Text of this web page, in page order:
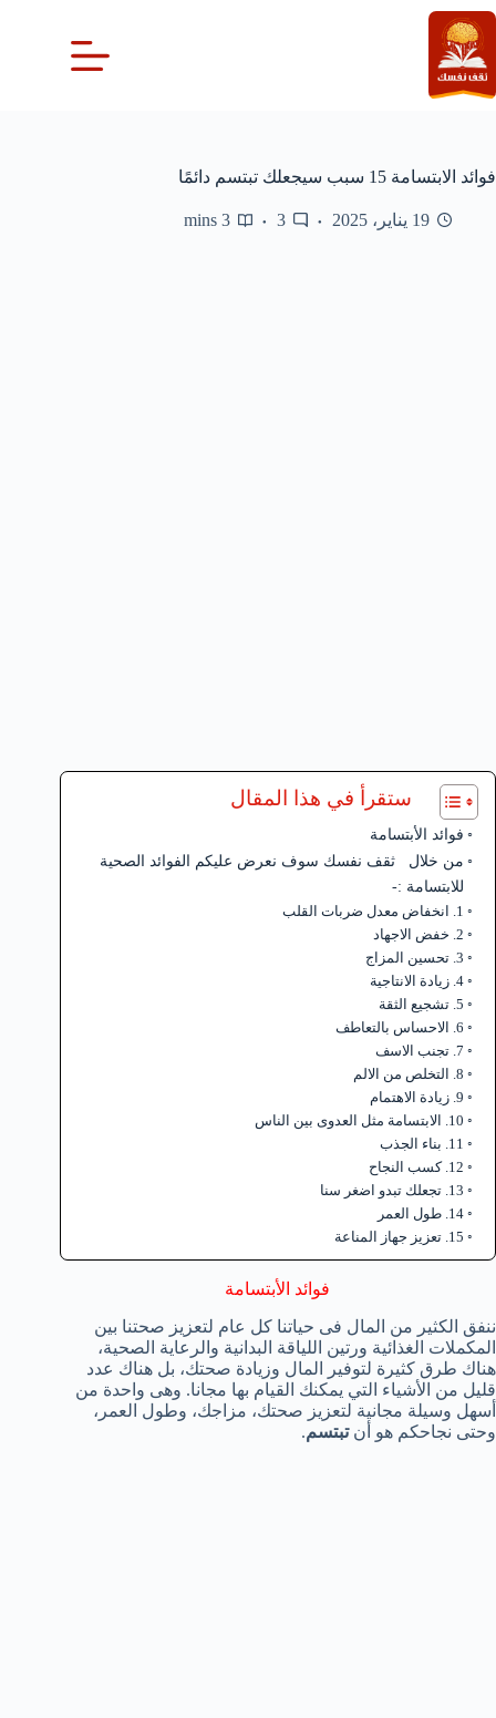
التجاوز
إلى
المحتوى
فوائد الابتسامة 15 سبب سيجعلك تبتسم دائمًا
19 يناير، 2025 3
3 mins
ستقرأ في هذا المقال
فوائد الأبتسامة
من خلال ثقف نفسك سوف نعرض عليكم الفوائد الصحية
للابتسامة :-
1. انخفاض معدل ضربات القلب
2. خفض الاجهاد
3. تحسين المزاج
4. زيادة الانتاجية
5. تشجيع الثقة
6. الاحساس بالتعاطف
7. تجنب الاسف
8. التخلص من الالم
9. زيادة الاهتمام
10. الابتسامة مثل العدوى بين الناس
11. بناء الجذب
12. كسب النجاح
13. تجعلك تبدو اضغر سنا
14. طول العمر
15. تعزيز جهاز المناعة
فوائد الأبتسامة
ننفق الكثير من المال فى حياتنا كل عام لتعزيز صحتنا بين
المكملات الغذائية ورتين اللياقة البدانية والرعاية الصحية،
هناك طرق كثيرة لتوفير المال وزيادة صحتك، بل هناك عدد
قليل من الأشياء التي يمكنك القيام بها مجانا. وهى واحدة من
أسهل وسيلة مجانية لتعزيز صحتك، مزاجك، وطول العمر،
وحتى نجاحكم هو أنتبتسم.